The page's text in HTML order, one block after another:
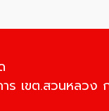
ร เขต.สวนหลวง